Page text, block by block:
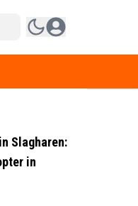
Slagharen:
in